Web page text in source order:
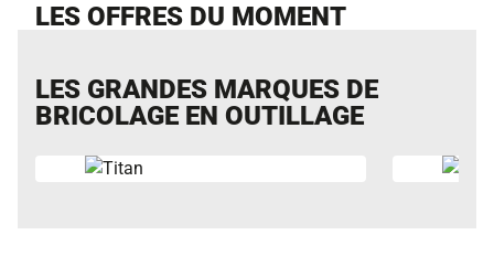
LES OFFRES DU MOMENT
LES GRANDES MARQUES DE
BRICOLAGE EN OUTILLAGE